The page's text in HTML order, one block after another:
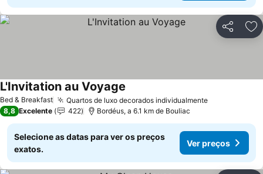
Partilhar
Bed & Breakfast Quartos de luxo decorados individualmente
L'Invitation au Voyage
8,8 Excelente 422 Bordéus, a 6.1 km de Bouliac
Selecione as datas para ver os preços
exatos.
Ver preços